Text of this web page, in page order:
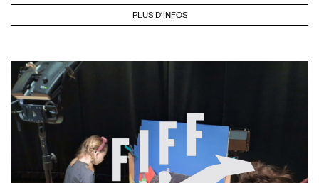
PLUS D'INFOS